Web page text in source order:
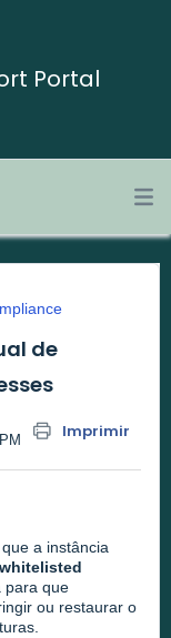
Portal
de
Imprimir
a instância
whitelisted
para que
ou restaurar o